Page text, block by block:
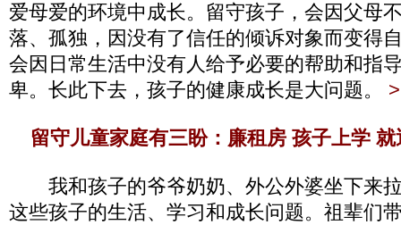
爱母爱的环境中成长。留守孩子，会因父母
落、孤独，因没有了信任的倾诉对象而变得
会因日常生活中没有人给予必要的帮助和指
卑。长此下去，孩子的健康成长是大问题。
留守儿童家庭有三盼：廉租房 孩子上学 就
我和孩子的爷爷奶奶、外公外婆坐下来
这些孩子的生活、学习和成长问题。祖辈们